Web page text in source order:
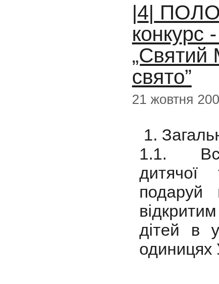
|4|
конкурс
свято”
21 жовтня
1.
1.1.
дітей в
одиницях